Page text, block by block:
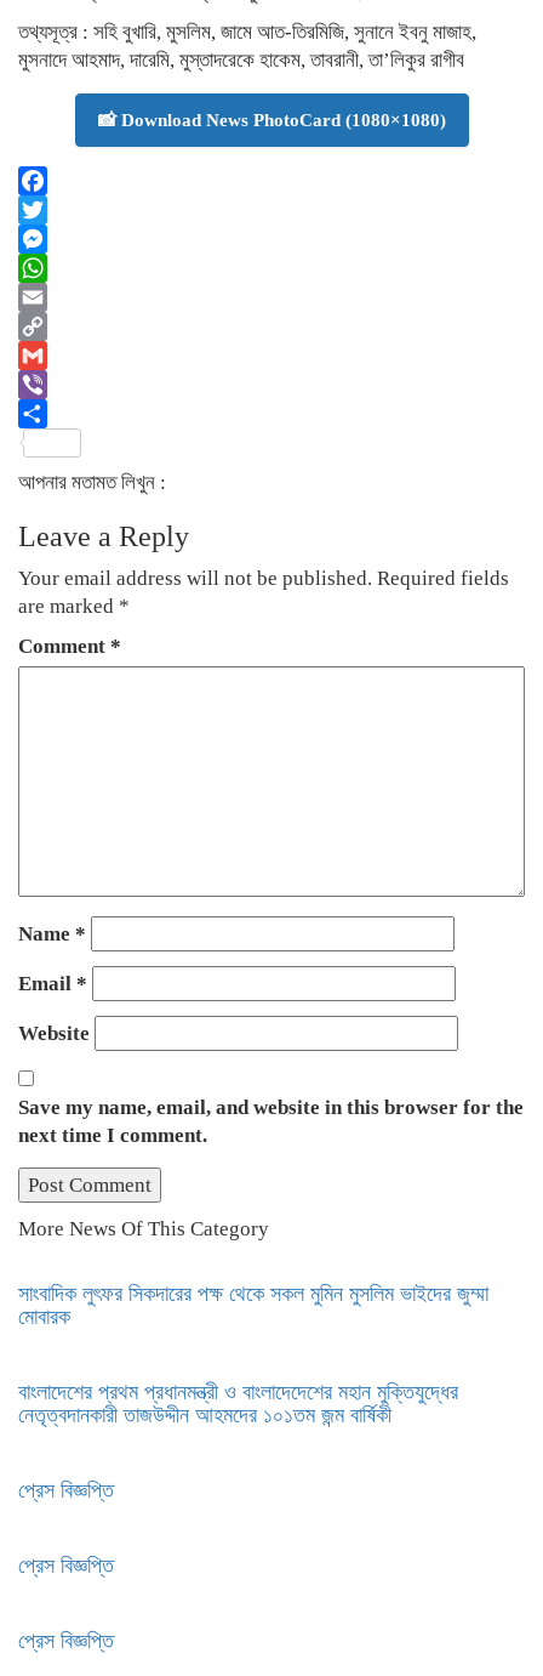
তথ্যসূত্র : সহি বুখারি, মুসলিম, জামে আত-তিরমিজি, সুনানে ইবনু মাজাহ,
মুসনাদে আহমাদ, দারেমি, মুস্তাদরেকে হাকেম, তাবরানী, তা’লিকুর রাগীব
📸 Download News PhotoCard (1080×1080)
Facebook
Twitter
Messenger
WhatsApp
Email
Copy
Link
Gmail
Viber
আপনার মতামত লিখুন :
Leave a Reply
Your email address will not be published. Required fields
are marked *
Comment *
Name *
Email *
Website
Save my name, email, and website in this browser for the
next time I comment.
More News Of This Category
সাংবাদিক লুৎফর সিকদারের পক্ষ থেকে সকল মুমিন মুসলিম ভাইদের জুম্মা
মোবারক
বাংলাদেশের প্রথম প্রধানমন্ত্রী ও বাংলাদেদেশের মহান মুক্তিযুদ্ধের
নেতৃত্বদানকারী তাজউদ্দীন আহমদের ১০১তম জন্ম বার্ষিকী
প্রেস বিজ্ঞপ্তি
প্রেস বিজ্ঞপ্তি
প্রেস বিজ্ঞপ্তি